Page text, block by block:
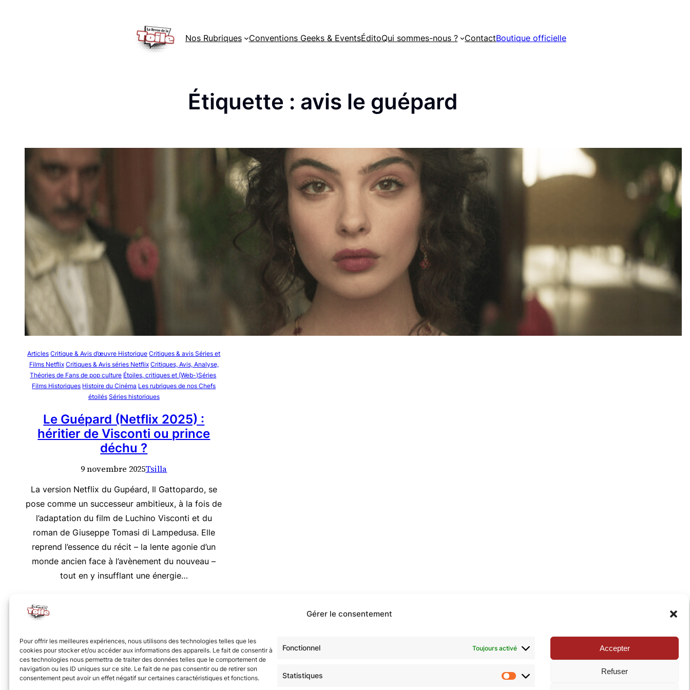
Gérer le consentement
Pour offrir les meilleures expériences, nous utilisons des technologies telles que les
cookies pour stocker et/ou accéder aux informations des appareils. Le fait de consentir à
ces technologies nous permettra de traiter des données telles que le comportement de
navigation ou les ID uniques sur ce site. Le fait de ne pas consentir ou de retirer son
consentement peut avoir un effet négatif sur certaines caractéristiques et fonctions.
Fonctionnel Toujours activé
Statistiques
Accepter
Refuser
Nos Rubriques Conventions Geeks & EventsÉditoQui sommes-nous ? ContactBoutique officielle
Étiquette : avis le guépard
Articles Critique & Avis d’œuvre Historique Critiques & avis Séries et
Films Netflix Critiques & Avis séries Netflix Critiques, Avis, Analyse,
Théories de Fans de pop culture Étoiles, critiques et (Web-)Séries
Films Historiques Histoire du Cinéma Les rubriques de nos Chefs
étoilés Séries historiques
Le Guépard (Netflix 2025) :
héritier de Visconti ou prince
déchu ?
9 novembre 2025Tsilla
La version Netflix du Gupéard, Il Gattopardo, se
pose comme un successeur ambitieux, à la fois de
l’adaptation du film de Luchino Visconti et du
roman de Giuseppe Tomasi di Lampedusa. Elle
reprend l’essence du récit – la lente agonie d’un
monde ancien face à l’avènement du nouveau –
tout en y insufflant une énergie…
sur tous nos réseaux !